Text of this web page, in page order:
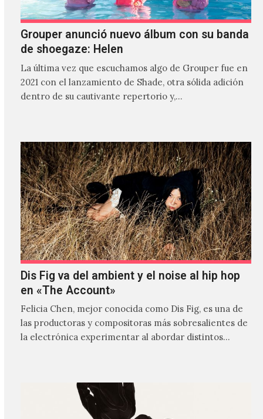
Grouper anunció nuevo álbum con su banda
de shoegaze: Helen
La última vez que escuchamos algo de Grouper fue en
2021 con el lanzamiento de Shade, otra sólida adición
dentro de su cautivante repertorio y,…
Dis Fig va del ambient y el noise al hip hop
en «The Account»
Felicia Chen, mejor conocida como Dis Fig, es una de
las productoras y compositoras más sobresalientes de
la electrónica experimentar al abordar distintos